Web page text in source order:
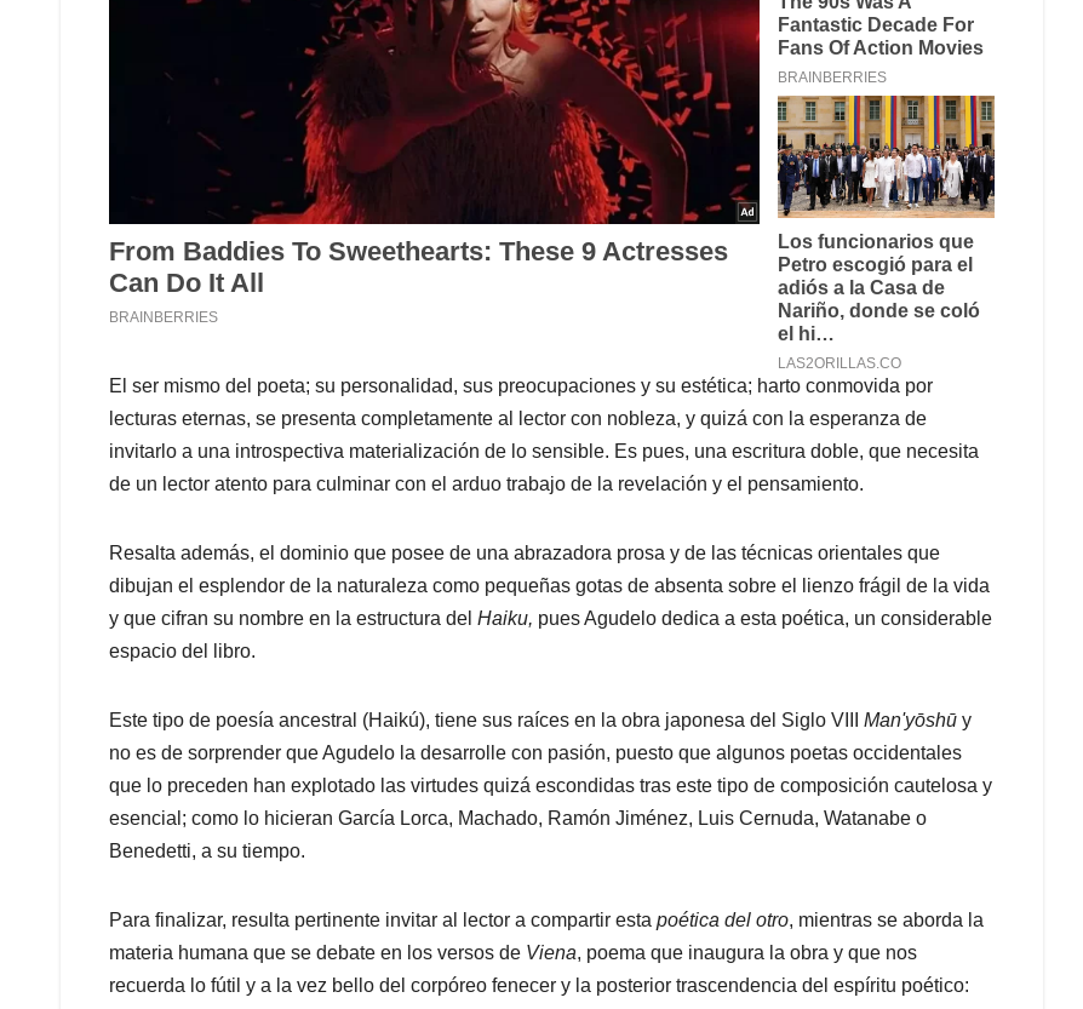
El ser mismo del poeta; su personalidad, sus preocupaciones y su estética; harto conmovida por
lecturas eternas, se presenta completamente al lector con nobleza, y quizá con la esperanza de
invitarlo a una introspectiva materialización de lo sensible. Es pues, una escritura doble, que necesita
de un lector atento para culminar con el arduo trabajo de la revelación y el pensamiento.
Resalta además, el dominio que posee de una abrazadora prosa y de las técnicas orientales que
dibujan el esplendor de la naturaleza como pequeñas gotas de absenta sobre el lienzo frágil de la vida
y que cifran su nombre en la estructura del Haiku, pues Agudelo dedica a esta poética, un considerable
espacio del libro.
Este tipo de poesía ancestral (Haikú), tiene sus raíces en la obra japonesa del Siglo VIII Man'yōshū y
no es de sorprender que Agudelo la desarrolle con pasión, puesto que algunos poetas occidentales
que lo preceden han explotado las virtudes quizá escondidas tras este tipo de composición cautelosa y
esencial; como lo hicieran García Lorca, Machado, Ramón Jiménez, Luis Cernuda, Watanabe o
Benedetti, a su tiempo.
Para finalizar, resulta pertinente invitar al lector a compartir esta poética del otro, mientras se aborda la
materia humana que se debate en los versos de Viena, poema que inaugura la obra y que nos
recuerda lo fútil y a la vez bello del corpóreo fenecer y la posterior trascendencia del espíritu poético: